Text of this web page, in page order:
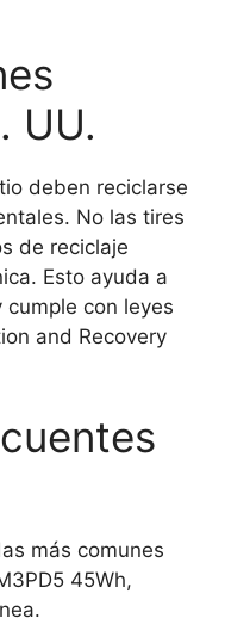
UU.
deben reciclarse
No las tires
de reciclaje
Esto ayuda a
con leyes
and Recovery
más comunes
45Wh,